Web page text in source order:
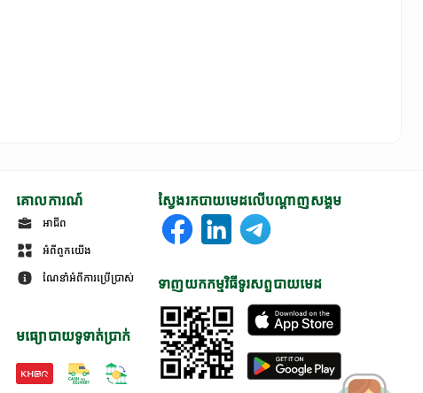
គោលការណ៍
អាជីព
អំពីពួកយើង
ណែនាំអំពីការប្រើប្រាស់
មធ្យោបាយទូទាត់ប្រាក់
ស្វែងរកបាយមេដលើបណ្តាញសង្គម
ទាញយកកម្មវិធីទូរសព្ទបាយមេដ